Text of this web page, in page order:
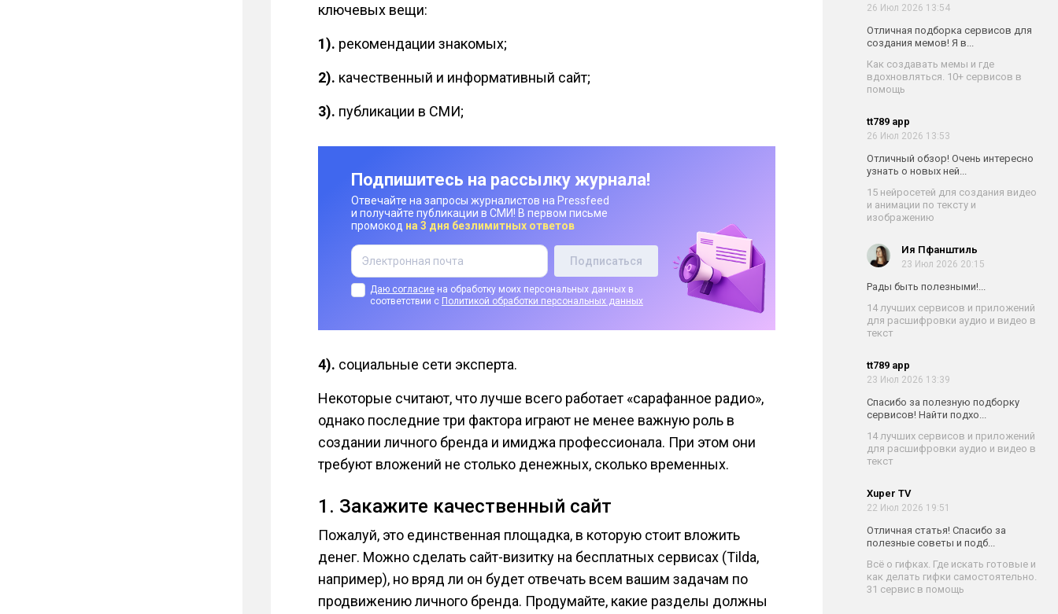
26 Июл 2026 13:54
Отличная подборка сервисов для
создания мемов! Я в...
Как создавать мемы и где
вдохновляться. 10+ сервисов в
помощь
tt789 app
26 Июл 2026 13:53
Отличный обзор! Очень интересно
узнать о новых ней...
15 нейросетей для создания видео
и анимации по тексту и
изображению
Ия Пфанштиль
23 Июл 2026 20:15
Рады быть полезными!...
14 лучших сервисов и приложений
для расшифровки аудио и видео в
текст
tt789 app
23 Июл 2026 13:39
Спасибо за полезную подборку
сервисов! Найти подхо...
14 лучших сервисов и приложений
для расшифровки аудио и видео в
текст
Xuper TV
22 Июл 2026 19:51
Отличная статья! Спасибо за
полезные советы и подб...
Всё о гифках. Где искать готовые и
как делать гифки самостоятельно.
31 сервис в помощь
ключевых вещи:
1). рекомендации знакомых;
2). качественный и информативный сайт;
3). публикации в СМИ;
Подпишитесь на рассылку журнала!
Отвечайте на запросы журналистов на Pressfeed
и получайте публикации в СМИ! В первом письме
промокод на 3 дня безлимитных ответов
Даю согласие на обработку моих персональных данных в
соответствии с Политикой обработки персональных данных
4). социальные сети эксперта.
Некоторые считают, что лучше всего работает «сарафанное радио»,
однако последние три фактора играют не менее важную роль в
создании личного бренда и имиджа профессионала. При этом они
требуют вложений не столько денежных, сколько временных.
1. Закажите качественный сайт
Пожалуй, это единственная площадка, в которую стоит вложить
денег. Можно сделать сайт-визитку на бесплатных сервисах (Tilda,
например), но вряд ли он будет отвечать всем вашим задачам по
продвижению личного бренда. Продумайте, какие разделы должны